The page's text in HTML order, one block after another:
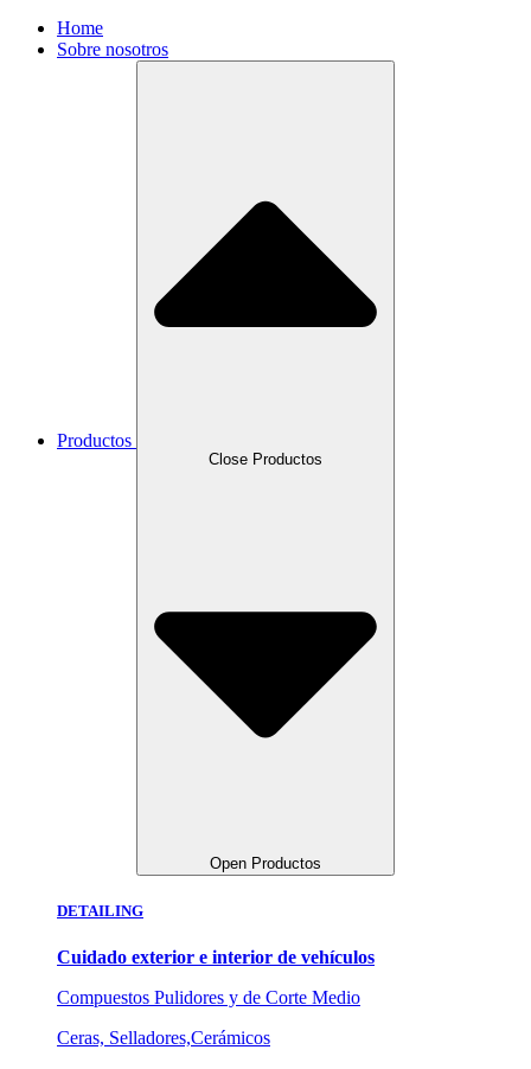
Home
Sobre nosotros
Productos
Close Productos
Open Productos
DETAILING
Cuidado exterior e interior de vehículos
Compuestos Pulidores y de Corte Medio
Ceras, Selladores,Cerámicos